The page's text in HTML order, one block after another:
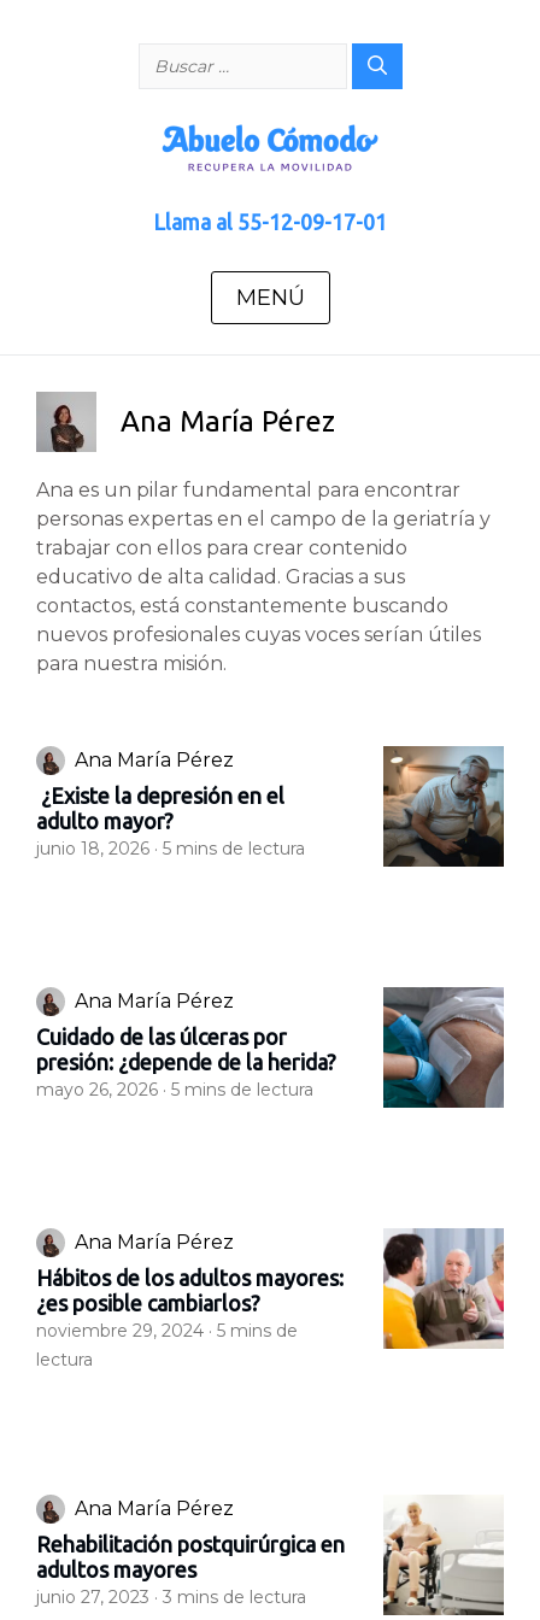
Buscar:
Llama al 55-12-09-17-01
MENÚ
Ana María Pérez
Ana es un pilar fundamental para encontrar
personas expertas en el campo de la geriatría y
trabajar con ellos para crear contenido
educativo de alta calidad. Gracias a sus
contactos, está constantemente buscando
nuevos profesionales cuyas voces serían útiles
para nuestra misión.
Ana María Pérez
¿Existe la depresión en el
adulto mayor?
junio 18, 2026 · 5 mins de lectura
Ana María Pérez
Cuidado de las úlceras por
presión: ¿depende de la herida?
mayo 26, 2026 · 5 mins de lectura
Ana María Pérez
Hábitos de los adultos mayores:
¿es posible cambiarlos?
noviembre 29, 2024 · 5 mins de
lectura
Ana María Pérez
Rehabilitación postquirúrgica en
adultos mayores
junio 27, 2023 · 3 mins de lectura